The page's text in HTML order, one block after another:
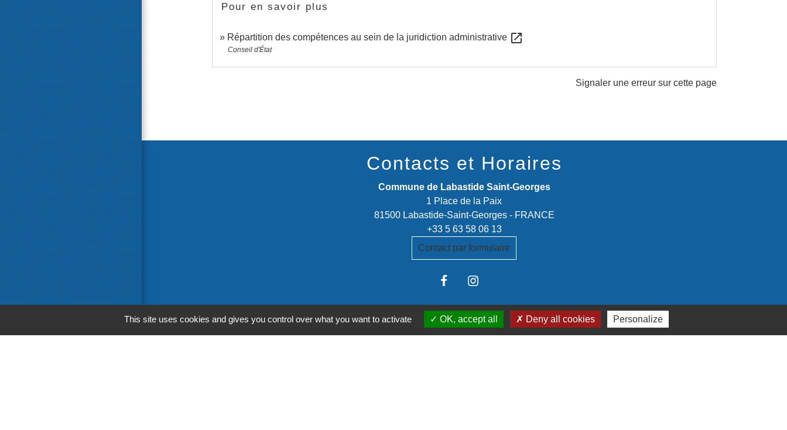
Pour en savoir plus
Répartition des compétences au sein de la juridiction administrative open_in_new
Conseil d'État
Signaler une erreur sur cette page
Contacts et Horaires
Commune de Labastide Saint-Georges
1 Place de la Paix
81500 Labastide-Saint-Georges - FRANCE
+33 5 63 58 06 13
Contact par formulaire
This site uses cookies and gives you control over what you want to activate OK, accept all Deny all cookies Personalize